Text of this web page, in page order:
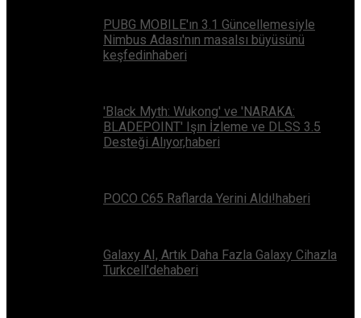
PUBG MOBILE'ın 3.1 Güncellemesiyle
Nimbus Adası'nın masalsı büyüsünü
keşfedinhaberi
'Black Myth: Wukong' ve 'NARAKA:
BLADEPOINT' Işın İzleme ve DLSS 3.5
Desteği Alıyor,haberi
POCO C65 Raflarda Yerini Aldı!haberi
Galaxy AI, Artık Daha Fazla Galaxy Cihazla
Turkcell'dehaberi